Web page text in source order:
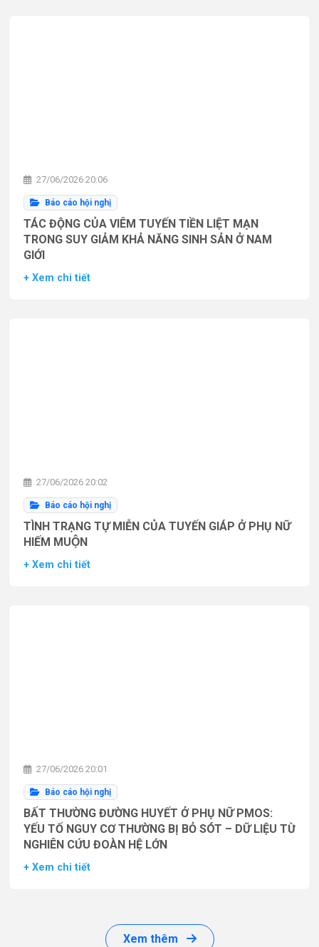
27/06/2026 20:06
Báo cáo hội nghị
TÁC ĐỘNG CỦA VIÊM TUYẾN TIỀN LIỆT MẠN
TRONG SUY GIẢM KHẢ NĂNG SINH SẢN Ở NAM
GIỚI
+ Xem chi tiết
27/06/2026 20:02
Báo cáo hội nghị
TÌNH TRẠNG TỰ MIỄN CỦA TUYẾN GIÁP Ở PHỤ NỮ
HIẾM MUỘN
+ Xem chi tiết
27/06/2026 20:01
Báo cáo hội nghị
BẤT THƯỜNG ĐƯỜNG HUYẾT Ở PHỤ NỮ PMOS:
YẾU TỐ NGUY CƠ THƯỜNG BỊ BỎ SÓT – DỮ LIỆU TỪ
NGHIÊN CỨU ĐOÀN HỆ LỚN
+ Xem chi tiết
Xem thêm